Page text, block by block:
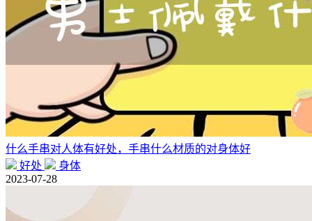
什么手串对人体有好处，手串什么材质的对身体好
好处
身体
2023-07-28